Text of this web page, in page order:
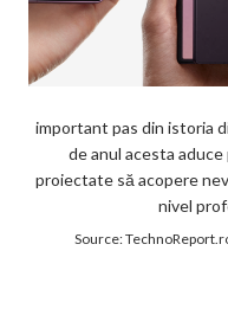
important pas din istoria
de anul acesta
proiectate să acopere
nivel
Source: